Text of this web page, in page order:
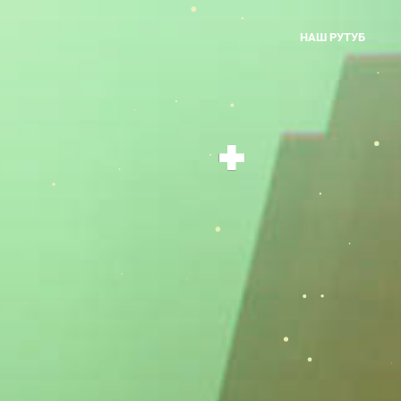
НАШ РУТУБ